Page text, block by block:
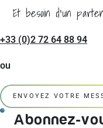
Et besoin d'un
+33 (0)2 72 64 88 94
ou
ENVOYEZ VOTRE
Abonnez-